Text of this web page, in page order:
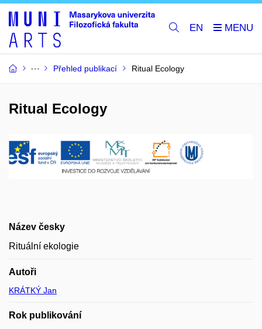
EN
Přehled publikací Ritual Ecology
Ritual Ecology
Název česky
Rituální ekologie
Autoři
KRÁTKÝ Jan
Rok publikování